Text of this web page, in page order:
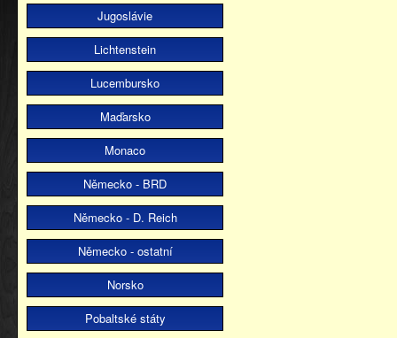
Jugoslávie
Lichtenstein
Lucembursko
Maďarsko
Monaco
Německo - BRD
Německo - D. Reich
Německo - ostatní
Norsko
Pobaltské státy